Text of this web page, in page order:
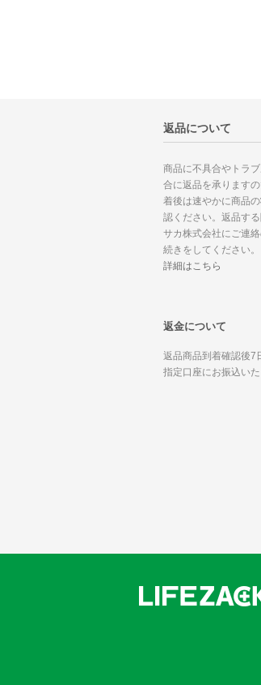
返品について
商品に不具合やトラ
合に返品を承りますの
着後は速やかに商品
認ください。返品す
サカ株式会社にご連
続きをしてください。
詳細はこちら
返金について
返品商品到着確認後7
指定口座にお振込いた